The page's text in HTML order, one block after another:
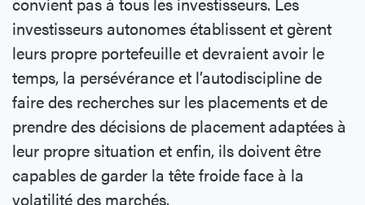
investisseurs autonomes établissent et gèrent
leurs propre portefeuille et devraient avoir le
temps, la persévérance et l’autodiscipline de
faire des recherches sur les placements et de
prendre des décisions de placement adaptées à
leur propre situation et enfin, ils doivent être
capables de garder la tête froide face à la
volatilité des marchés.